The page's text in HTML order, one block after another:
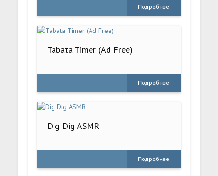
Подробнее
Tabata Timer (Ad Free)
Подробнее
Dig Dig ASMR
Подробнее